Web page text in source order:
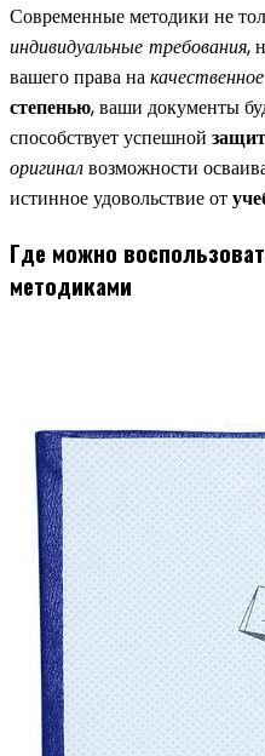
Современные методики не
индивидуальные требования,
вашего права накачественное
степенью, ваши документы
способствует успешной
оригиналвозможности
истинное удовольствие от
Где можно
методиками